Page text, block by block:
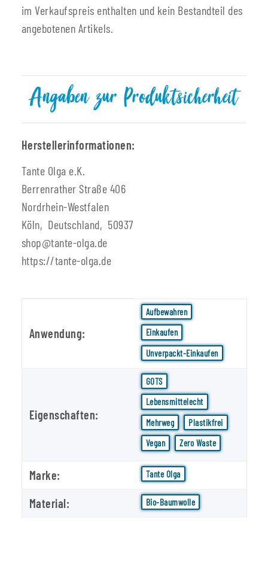
im Verkaufspreis enthalten und kein Bestandteil des
angebotenen Artikels.
Angaben zur Produktsicherheit
Herstellerinformationen:
Tante Olga e.K.
Berrenrather Straße 406
Nordrhein-Westfalen
Köln, Deutschland, 50937
shop@tante-olga.de
https://tante-olga.de
Anwendung:
Aufbewahren
Einkaufen
Unverpackt-Einkaufen
Eigenschaften:
GOTS
Lebensmittelecht
Mehrweg
Plastikfrei
Vegan
Zero Waste
Marke: Tante Olga
Material: Bio-Baumwolle